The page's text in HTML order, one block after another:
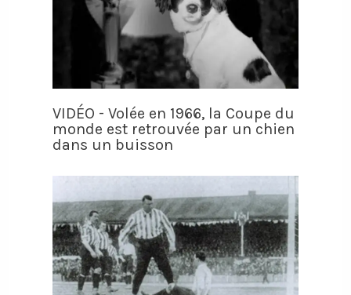
VIDÉO - Volée en 1966, la Coupe du
monde est retrouvée par un chien
dans un buisson